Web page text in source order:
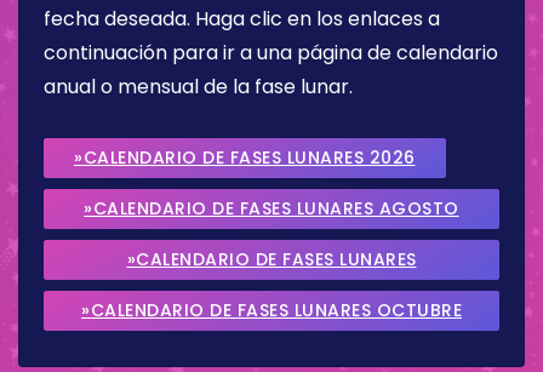
fecha deseada. Haga clic en los enlaces a
continuación para ir a una página de calendario
anual o mensual de la fase lunar.
»CALENDARIO DE FASES LUNARES 2026
»CALENDARIO DE FASES LUNARES AGOSTO
2026
»CALENDARIO DE FASES LUNARES
SEPTIEMBRE 2026
»CALENDARIO DE FASES LUNARES OCTUBRE